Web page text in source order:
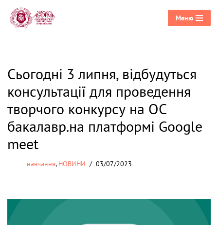
Перейти
Меню
Сьогодні 3 липня, відбудуться
консультації для проведення
творчого конкурсу на ОС
бакалавр.на платформі Google
meet
навчання, НОВИНИ 03/07/2023